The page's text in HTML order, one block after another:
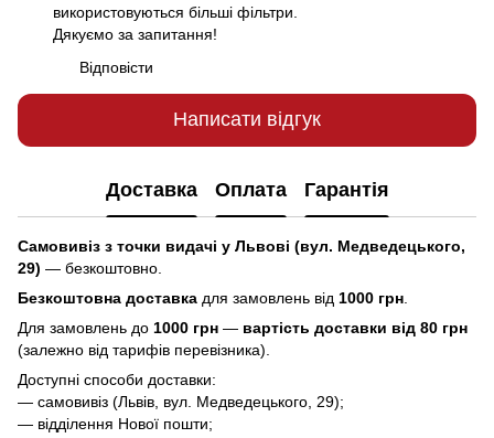
використовуються більші фільтри.
Дякуємо за запитання!
Відповісти
Написати відгук
Доставка Оплата Гарантія
Самовивіз з точки видачі у Львові (вул. Медведецького,
29) — безкоштовно.
Безкоштовна доставка для замовлень від 1000 грн
Для замовлень до 1000 грн — вартість доставки від 80 грн
(залежно від тарифів перевізника).
Доступні способи доставки:
— самовивіз (Львів, вул. Медведецького, 29);
— відділення Нової пошти;